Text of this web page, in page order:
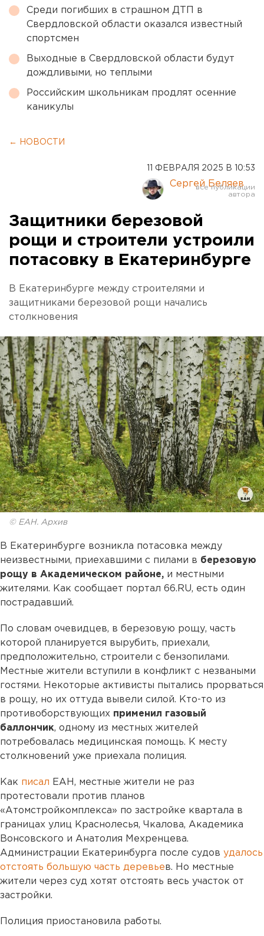
Среди погибших в страшном ДТП в
Свердловской области оказался известный
спортсмен
Выходные в Свердловской области будут
дождливыми, но теплыми
Российским школьникам продлят осенние
каникулы
← НОВОСТИ
11 ФЕВРАЛЯ 2025 В 10:53
Сергей Беляев
Защитники березовой
рощи и строители устроили
потасовку в Екатеринбурге
В Екатеринбурге между строителями и
защитниками березовой рощи начались
столкновения
© ЕАН. Архив
В Екатеринбурге возникла потасовка между
неизвестными, приехавшими с пилами в березовую
рощу в Академическом районе, и местными
жителями. Как сообщает портал 66.RU, есть один
пострадавший.
По словам очевидцев, в березовую рощу, часть
которой планируется вырубить, приехали,
предположительно, строители с бензопилами.
Местные жители вступили в конфликт с незваными
гостями. Некоторые активисты пытались прорваться
в рощу, но их оттуда вывели силой. Кто-то из
противоборствующих применил газовый
баллончик, одному из местных жителей
потребовалась медицинская помощь. К месту
столкновений уже приехала полиция.
Как писал ЕАН, местные жители не раз
протестовали против планов
«Атомстройкомплекса» по застройке квартала в
границах улиц Краснолесья, Чкалова, Академика
Вонсовского и Анатолия Мехренцева.
Администрации Екатеринбурга после судов удалось
отстоять большую часть деревьев. Но местные
жители через суд хотят отстоять весь участок от
застройки.
Полиция приостановила работы.